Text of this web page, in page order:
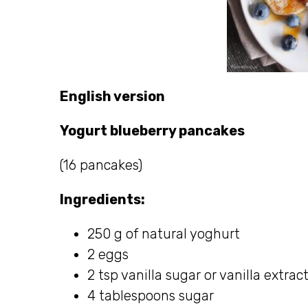
English version
Yogurt blueberry pancakes
(16 pancakes)
Ingredients:
250 g of natural yoghurt
2 eggs
2 tsp vanilla sugar or vanilla extract
4 tablespoons sugar